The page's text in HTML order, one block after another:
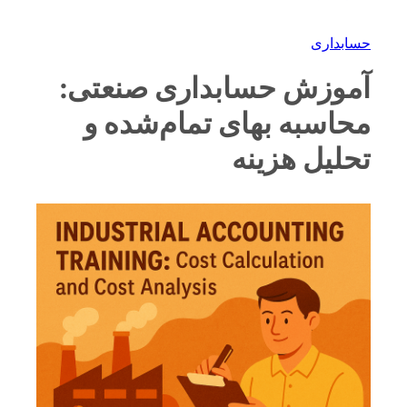
حسابداری
آموزش حسابداری صنعتی:
محاسبه بهای تمام‌شده و
تحلیل هزینه‌